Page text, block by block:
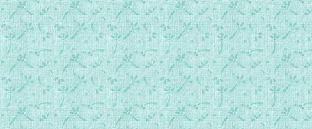
091二十、圣家返纳匝肋.mp3
092二十一、逃难埃及.mp3
093二十二、圣家遇上强盗.mp3
094二十三、香树园.mp3
095二十四、圣家到达.mp3